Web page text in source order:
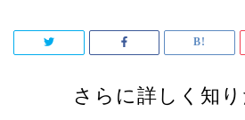
さらに詳しく知